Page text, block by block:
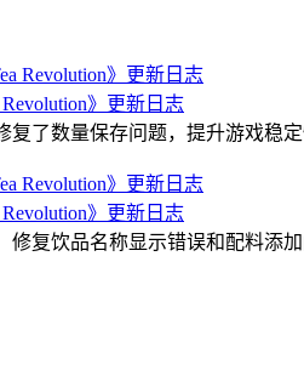
Revolution》更新日志
复了数量保存问题，提升游戏稳
Revolution》更新日志
修复饮品名称显示错误和配料添